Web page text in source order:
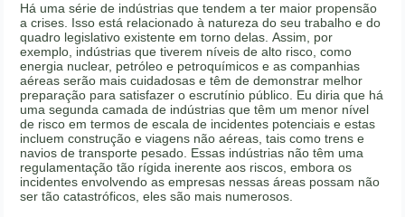
Há uma série de indústrias que tendem a ter maior propensão
a crises. Isso está relacionado à natureza do seu trabalho e do
quadro legislativo existente em torno delas. Assim, por
exemplo, indústrias que tiverem níveis de alto risco, como
energia nuclear, petróleo e petroquímicos e as companhias
aéreas serão mais cuidadosas e têm de demonstrar melhor
preparação para satisfazer o escrutínio público. Eu diria que há
uma segunda camada de indústrias que têm um menor nível
de risco em termos de escala de incidentes potenciais e estas
incluem construção e viagens não aéreas, tais como trens e
navios de transporte pesado. Essas indústrias não têm uma
regulamentação tão rígida inerente aos riscos, embora os
incidentes envolvendo as empresas nessas áreas possam não
ser tão catastróficos, eles são mais numerosos.